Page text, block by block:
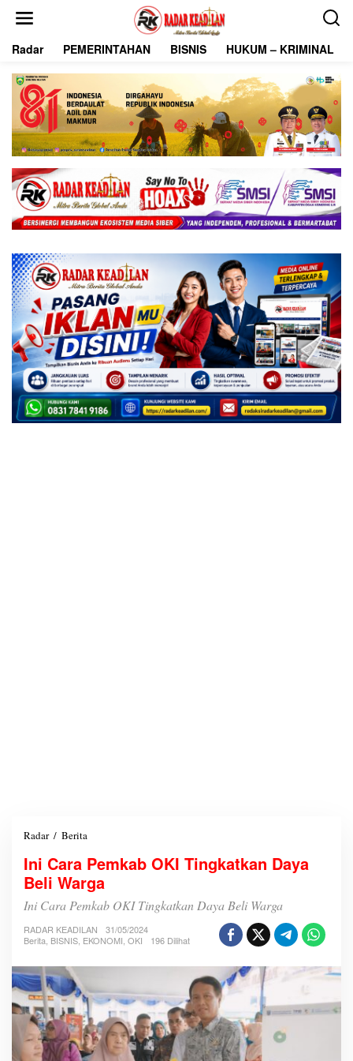
Radar PEMERINTAHAN BISNIS HUKUM – KRIMINAL
Radar / Berita
i
C
a
r
P
e
m
a
b
O
K
I
Ini Cara Pemkab OKI Tingkatkan Daya
Beli Warga
Ini Cara Pemkab OKI Tingkatkan Daya Beli Warga
RADAR KEADILAN
31/05/2024
Berita, BISNIS, EKONOMI, OKI 196 Dilihat